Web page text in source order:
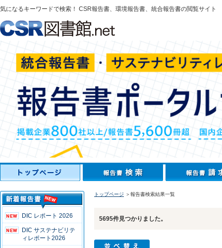
気になるキーワードで検索！ CSR報告書、環境報告書、統合報告書の閲覧サイト
DIC レポート 2026
DIC サステナビリテ
ィレポート2026
トップページ ＞報告書検索結果一覧
5695件見つかりました。